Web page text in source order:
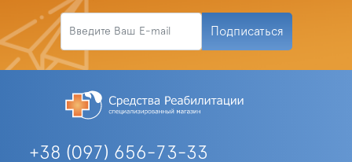
Подписаться
+38 (097) 656-73-33